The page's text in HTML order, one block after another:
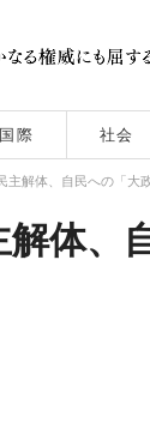
国際 社会
解体、自民への「大政
体、